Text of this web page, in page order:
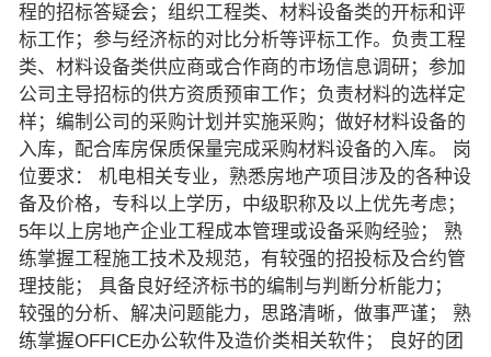
程的招标答疑会；组织工程类、材料设备类的开标和评
标工作；参与经济标的对比分析等评标工作。负责工程
类、材料设备类供应商或合作商的市场信息调研；参加
公司主导招标的供方资质预审工作；负责材料的选样定
样；编制公司的采购计划并实施采购；做好材料设备的
入库，配合库房保质保量完成采购材料设备的入库。 岗
位要求： 机电相关专业，熟悉房地产项目涉及的各种设
备及价格，专科以上学历，中级职称及以上优先考虑；
5年以上房地产企业工程成本管理或设备采购经验； 熟
练掌握工程施工技术及规范，有较强的招投标及合约管
理技能； 具备良好经济标书的编制与判断分析能力；
较强的分析、解决问题能力，思路清晰，做事严谨； 熟
练掌握OFFICE办公软件及造价类相关软件； 良好的团